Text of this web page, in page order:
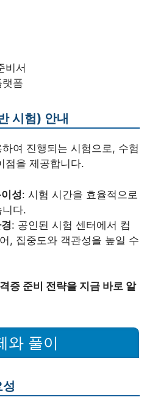
비서
폼
시험) 안내
여 진행되는 시험으로, 수험
점을 제공합니다.
성: 시험 시간을 효율적으로
다.
: 공인된 시험 센터에서 컴
, 집중도와 객관성을 높일 수
증 준비 전략을 지금 바로 알
와 풀이